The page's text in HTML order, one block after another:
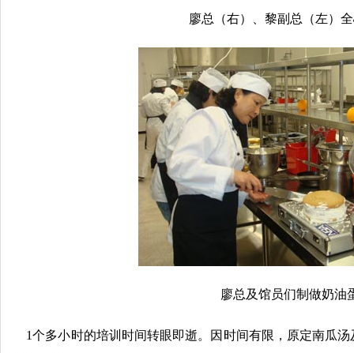
廖总（右）、黎副总（左）
廖总及馆员们制做奶油
1个多小时的培训时间转眼即逝。因时间有限，原定南瓜汤